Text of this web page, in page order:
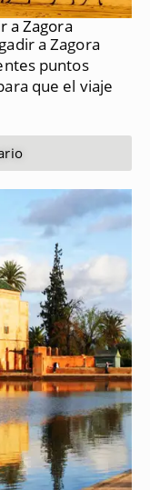
a Zagora
a Zagora
puntos
que el viaje